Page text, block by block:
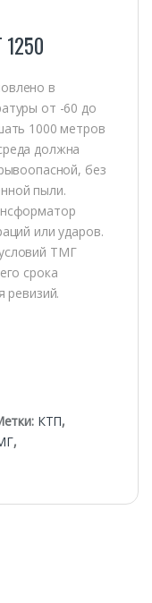
1250
в
от -60 до
1000 метров
должна
без
пыли.
или ударов.
ТМГ
срока
ревизий.
КТП,
,